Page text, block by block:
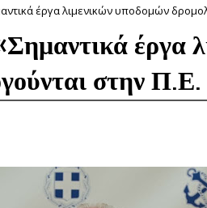
έργα λιμενικών υποδομών
έργα
στην